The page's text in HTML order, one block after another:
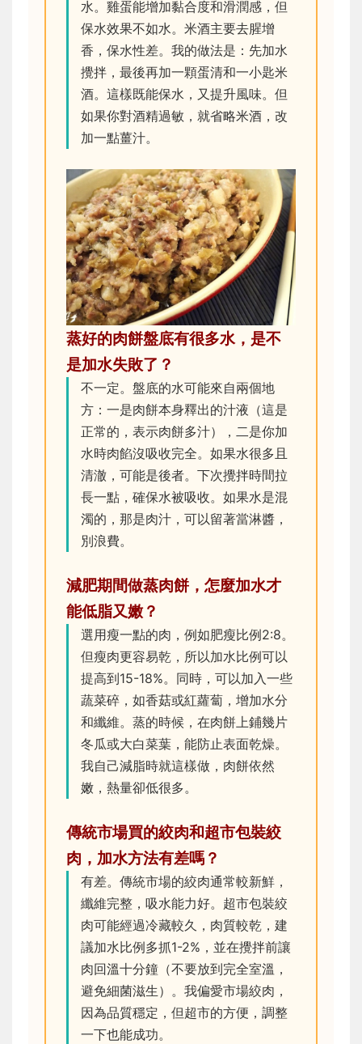
水。雞蛋能增加黏合度和滑潤感，但
保水效果不如水。米酒主要去腥增
香，保水性差。我的做法是：先加水
攪拌，最後再加一顆蛋清和一小匙米
酒。這樣既能保水，又提升風味。但
如果你對酒精過敏，就省略米酒，改
加一點薑汁。
蒸好的肉餅盤底有很多水，是不
是加水失敗了？
不一定。盤底的水可能來自兩個地
方：一是肉餅本身釋出的汁液（這是
正常的，表示肉餅多汁），二是你加
水時肉餡沒吸收完全。如果水很多且
清澈，可能是後者。下次攪拌時間拉
長一點，確保水被吸收。如果水是混
濁的，那是肉汁，可以留著當淋醬，
別浪費。
減肥期間做蒸肉餅，怎麼加水才
能低脂又嫩？
選用瘦一點的肉，例如肥瘦比例2:8。
但瘦肉更容易乾，所以加水比例可以
提高到15-18%。同時，可以加入一些
蔬菜碎，如香菇或紅蘿蔔，增加水分
和纖維。蒸的時候，在肉餅上鋪幾片
冬瓜或大白菜葉，能防止表面乾燥。
我自己減脂時就這樣做，肉餅依然
嫩，熱量卻低很多。
傳統市場買的絞肉和超市包裝絞
肉，加水方法有差嗎？
有差。傳統市場的絞肉通常較新鮮，
纖維完整，吸水能力好。超市包裝絞
肉可能經過冷藏較久，肉質較乾，建
議加水比例多抓1-2%，並在攪拌前讓
肉回溫十分鐘（不要放到完全室溫，
避免細菌滋生）。我偏愛市場絞肉，
因為品質穩定，但超市的方便，調整
一下也能成功。